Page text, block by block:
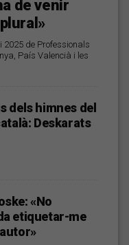
de venir
de Professionals
País Valencià i les
dels himnes del
Deskarats
«No
etiquetar-me